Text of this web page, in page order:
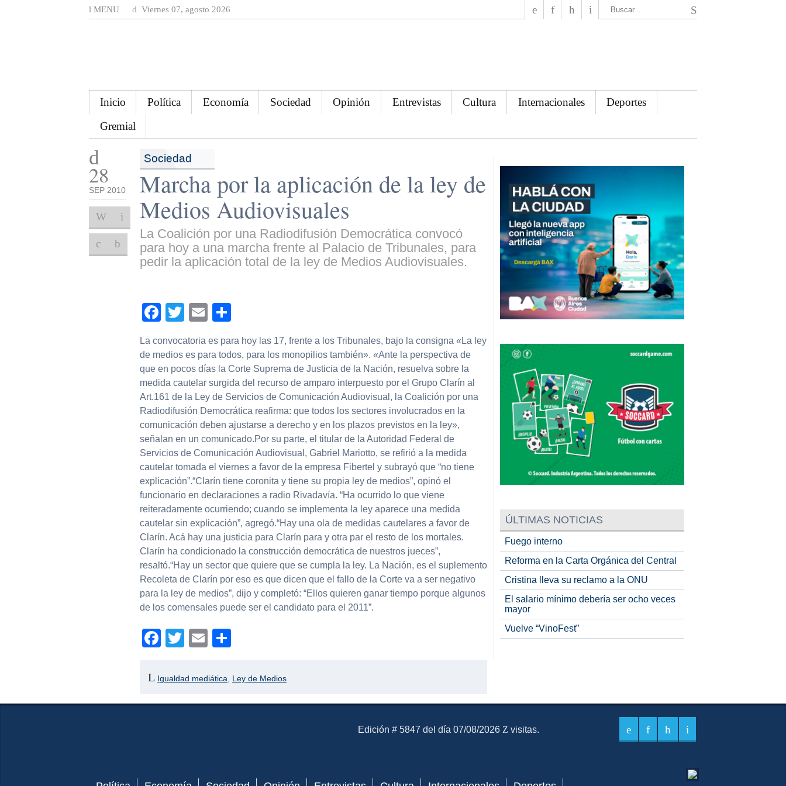
MENU Viernes 07, agosto 2026
Inicio Política Economía Sociedad Opinión Entrevistas Cultura Internacionales
Deportes
Gremial
28
SEP 2010
Sociedad
Marcha por la aplicación de la ley de
Medios Audiovisuales
La Coalición por una Radiodifusión Democrática convocó
para hoy a una marcha frente al Palacio de Tribunales, para
pedir la aplicación total de la ley de Medios Audiovisuales.
Facebook
TwitterEmail
La convocatoria es para hoy las 17, frente a los Tribunales, bajo la consigna «La ley
de medios es para todos, para los monopilios también». «Ante la perspectiva de
que en pocos días la Corte Suprema de Justicia de la Nación, resuelva sobre la
medida cautelar surgida del recurso de amparo interpuesto por el Grupo Clarín al
Art.161 de la Ley de Servicios de Comunicación Audiovisual, la Coalición por una
Radiodifusión Democrática reafirma: que todos los sectores involucrados en la
comunicación deben ajustarse a derecho y en los plazos previstos en la ley»,
señalan en un comunicado.Por su parte, el titular de la Autoridad Federal de
Servicios de Comunicación Audiovisual, Gabriel Mariotto, se refirió a la medida
cautelar tomada el viernes a favor de la empresa Fibertel y subrayó que “no tiene
explicación”.“Clarín tiene coronita y tiene su propia ley de medios”, opinó el
funcionario en declaraciones a radio Rivadavía. “Ha ocurrido lo que viene
reiteradamente ocurriendo; cuando se implementa la ley aparece una medida
cautelar sin explicación”, agregó.“Hay una ola de medidas cautelares a favor de
Clarín. Acá hay una justicia para Clarín para y otra par el resto de los mortales.
Clarín ha condicionado la construcción democrática de nuestros jueces”,
resaltó.“Hay un sector que quiere que se cumpla la ley. La Nación, es el suplemento
Recoleta de Clarín por eso es que dicen que el fallo de la Corte va a ser negativo
para la ley de medios”, dijo y completó: “Ellos quieren ganar tiempo porque algunos
de los comensales puede ser el candidato para el 2011”.
Facebook
TwitterEmail
Igualdad mediática Ley de Medios
ÚLTIMAS NOTICIAS
Fuego interno
Reforma en la Carta Orgánica del Central
Cristina lleva su reclamo a la ONU
El salario mínimo debería ser ocho veces
mayor
Vuelve “VinoFest”
El Mensajero Diario
Edición # 5847 del día 07/08/2026 visitas.